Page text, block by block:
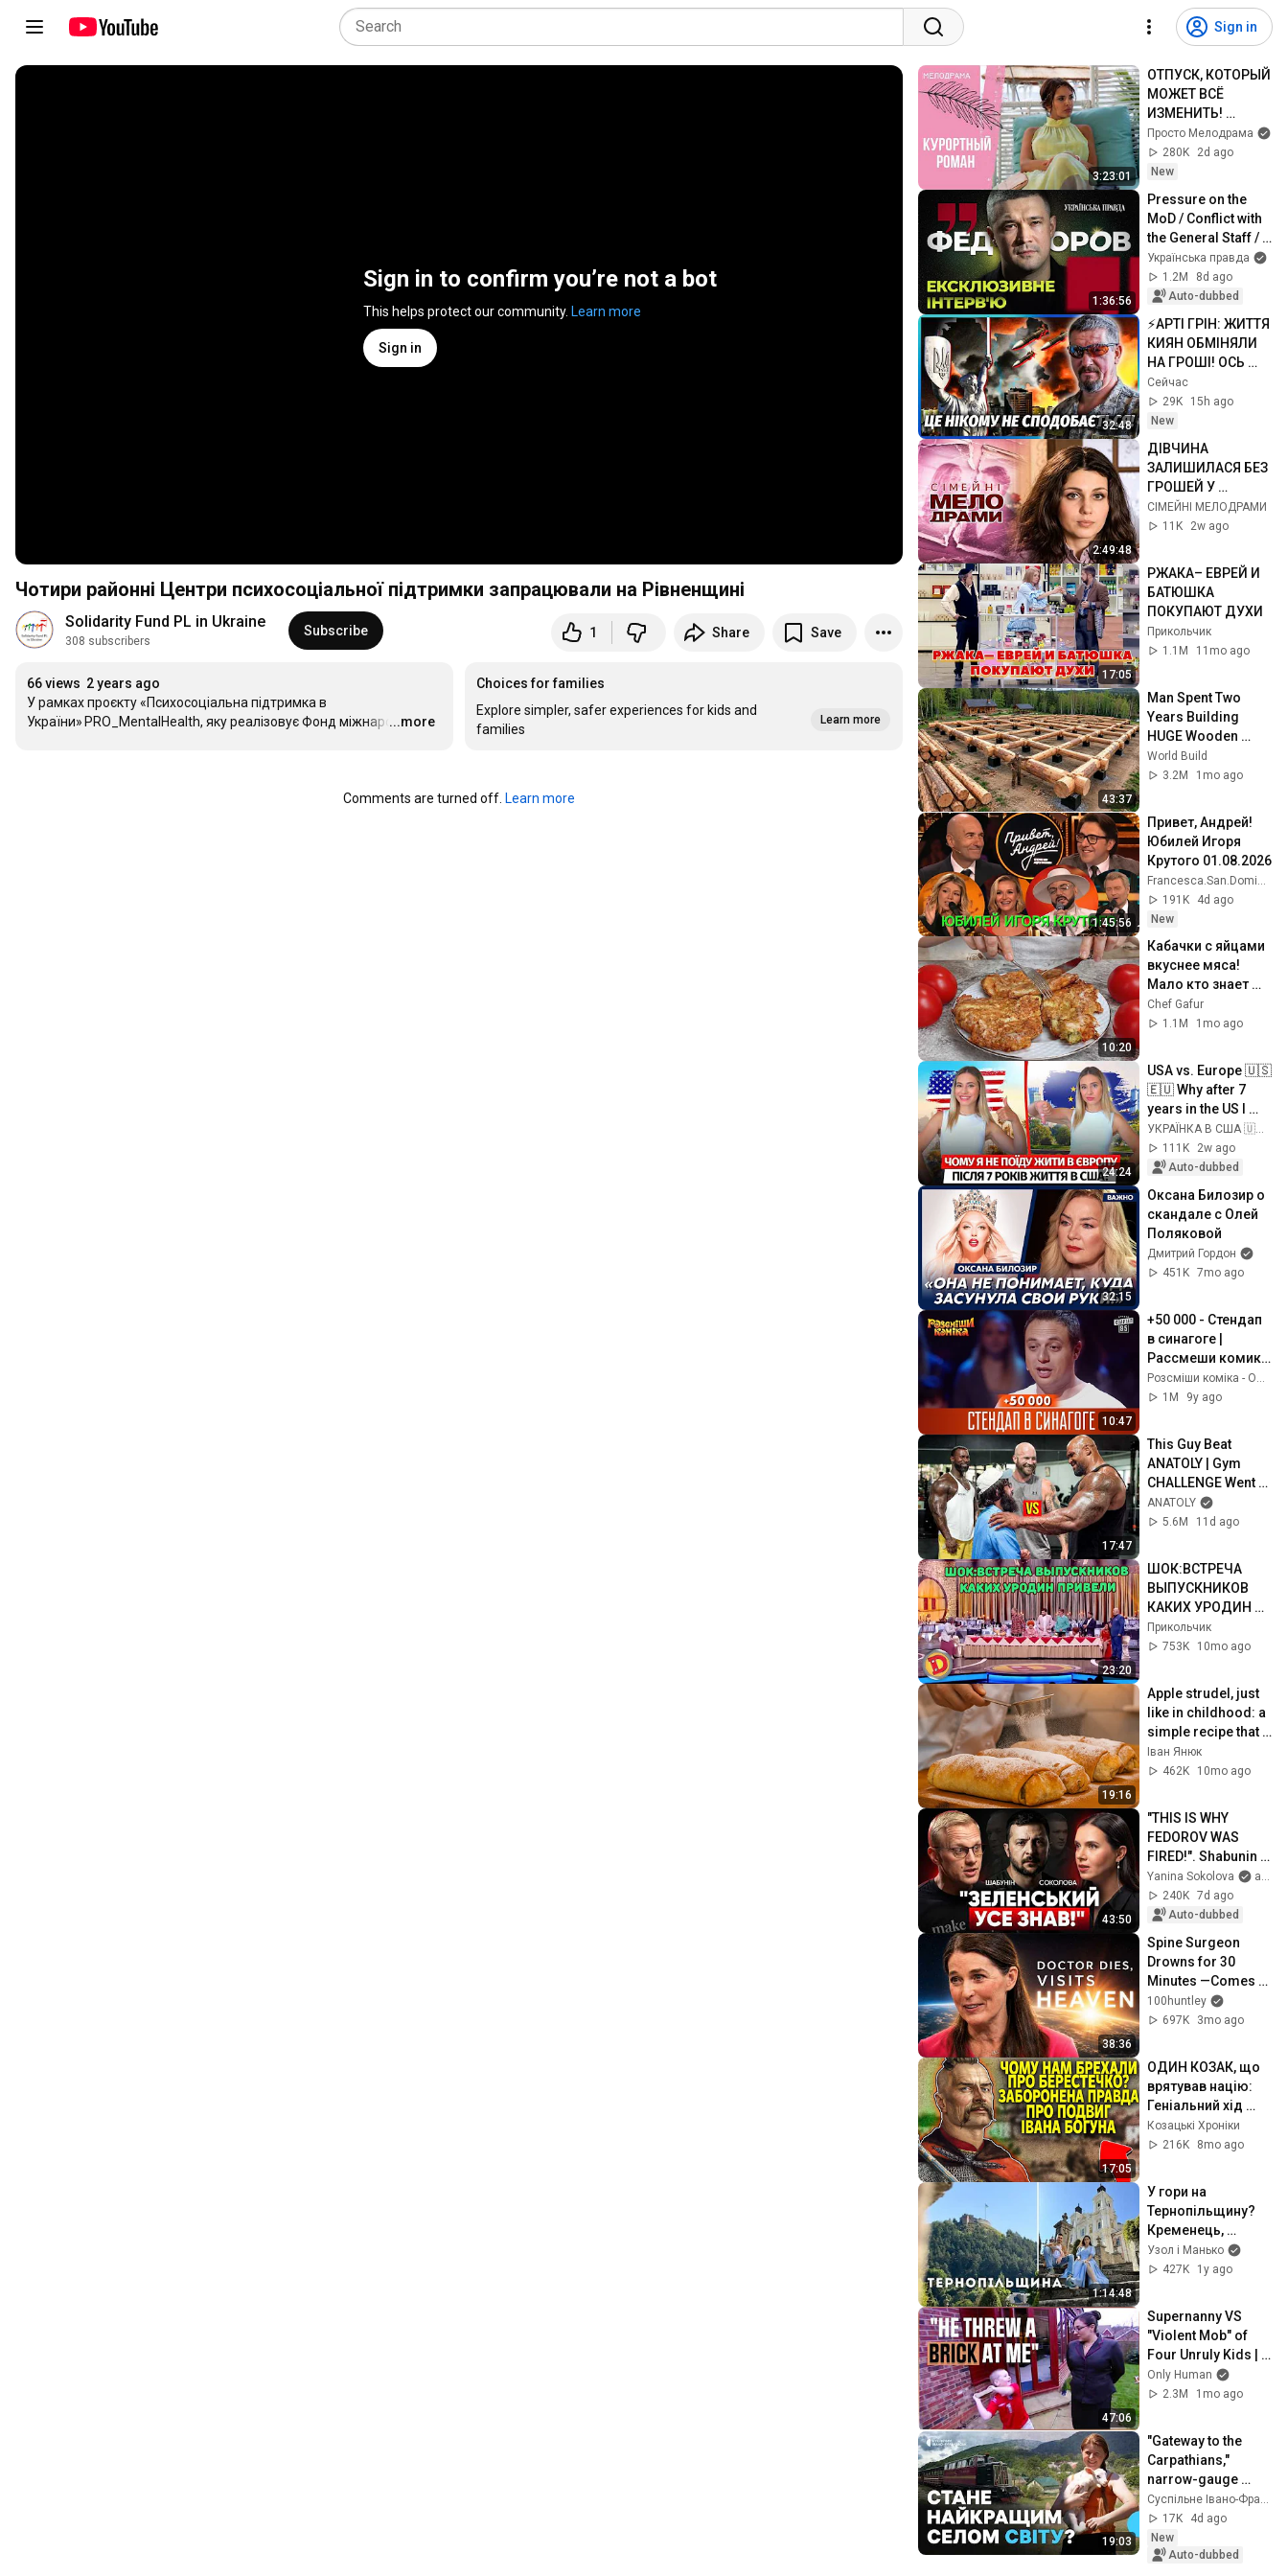
Sign in
Sign in to confirm you’re not a bot
This helps protect our community. Learn more
Sign in
Чотири районні Центри психосоціальної підтримки запрацювали на Рівненщині
Solidarity Fund PL in Ukraine
308 subscribers
Subscribe 1 Share Save
66 views 2 years ago
У рамках проєкту «Психосоціальна підтримка в
України» PRO_MentalHealth, яку реалізовує Фонд міжнаро …
...more
Choices for families
Explore simpler, safer experiences for kids and
families
Learn more
Comments are turned off. Learn more
3:23:01
ОТПУСК, КОТОРЫЙ
МОЖЕТ ВСЁ
ИЗМЕНИТЬ!
Курортный роман.
Все серии
Просто Мелодрама
280K
2d ago
New
1:36:56
Pressure on the
MoD / Conflict with
the General Staff /
Political ambitions
– Fedorov
Українська правда
1.2M
8d ago
Auto-dubbed
32:48
⚡️АРТІ ГРІН: ЖИТТЯ
КИЯН ОБМІНЯЛИ
НА ГРОШІ! ОСЬ
ПРАВДА ПРО
ОБСТРІЛИ В КИЄВІ.
Про ППО вже
Сейчас
29K
15h ago
New
2:49:48
ДІВЧИНА
ЗАЛИШИЛАСЯ БЕЗ
ГРОШЕЙ У
ЧУЖОМУ МІСТІ
ПІСЛЯ
Сімейні
мелодрами
СІМЕЙНІ МЕЛОДРАМИ
11K
2w ago
17:05
РЖАКА– ЕВРЕЙ И
БАТЮШКА
ПОКУПАЮТ ДУХИ
Прикольчик
1.1M
11mo ago
43:37
Man Spent Two
Years Building
HUGE Wooden
House for his
Family | Start to
World Build
3.2M
1mo ago
1:45:56
Привет, Андрей!
Юбилей Игоря
Крутого 01.08.2026
191K
4d ago
New
10:20
Кабачки с яйцами
вкуснее мяса!
Мало кто знает
секрет! Бабушка
научила готовить
Chef Gafur
1.1M
1mo ago
24:24
USA vs. Europe 🇺🇸
🇪🇺 Why after 7
years in the US I
realized I couldn't
live in Europe |
Ukrainians...
УКРАЇНКА В США 🇺🇦
111K
2w ago
Auto-dubbed
32:15
Оксана Билозир о
скандале с Олей
Поляковой
Дмитрий Гордон
451K 7mo ago
10:47
+50 000 - Стендап
в синагоге |
Рассмеши комика
2016
Розсміши коміка - Офіційний Канал
1M
9y ago
17:47
This Guy Beat
ANATOLY | Gym
CHALLENGE Went
Wrong
ANATOLY
5.6M
11d ago
23:20
ШОК:ВСТРЕЧА
ВЫПУСКНИКОВ
КАКИХ УРОДИН
ПРИВЕЛИ
Прикольчик
753K
10mo ago
19:16
Apple strudel, just
like in childhood: a
simple recipe that
will make the whole
house smell delic...
Іван Янюк
462K
10mo ago
43:50
"THIS IS WHY
FEDOROV WAS
FIRED!". Shabunin
HEAVILY criticized
Zelenskyy and Fire
Point!
Yanina Sokolova
and 2 more
240K 7d ago
Auto-dubbed
38:36
Spine Surgeon
Drowns for 30
Minutes —Comes
Back With a List
100huntley
697K
3mo ago
17:05
ОДИН КОЗАК, що
врятував націю:
Геніальний хід
Івана Богуна під
Берестечком
Козацькі Хроніки
216K
8mo ago
1:14:48
У гори на
Тернопільщину?
Кременець,
Вишнівець,
Збараж |ВІДЧУЙ|
Узол і Манько
427K
1y ago
47:06
Supernanny VS
"Violent Mob" of
Four Unruly Kids |
Supernanny UK
Series 2 Ep 1
Only Human
2.3M
1mo ago
19:03
"Gateway to the
Carpathians,"
narrow-gauge
railway, and Boyko
heritage. Vyhoda
competes for the
t...
17K
4d ago
New
Auto-dubbed